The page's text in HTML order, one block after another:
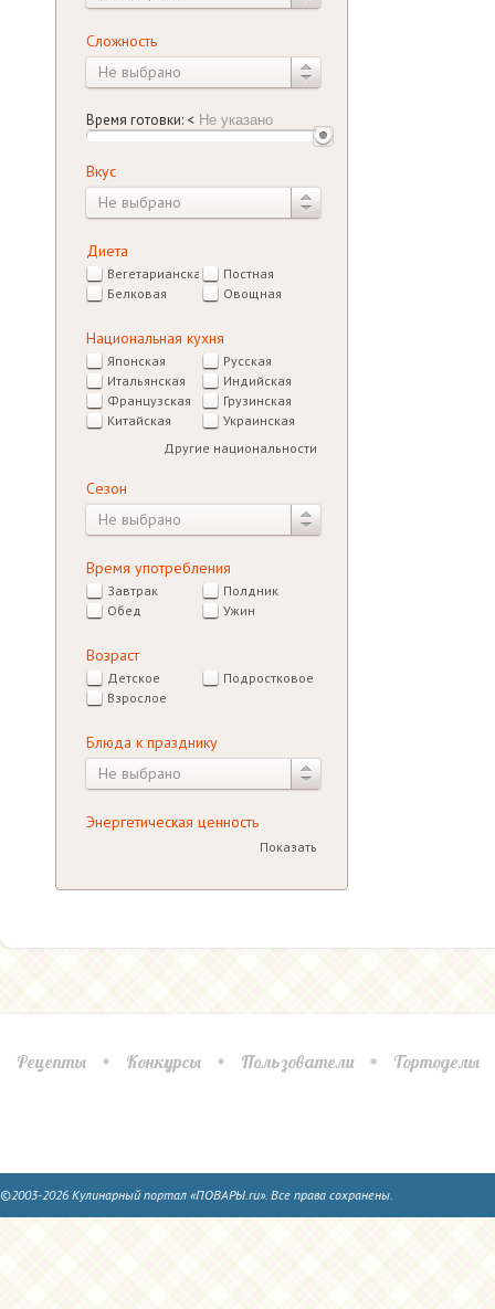
Сложность
Не выбрано
Время готовки: <
Вкус
Не выбрано
Диета
Вегетарианская
Постная
Белковая
Овощная
Национальная кухня
Японская
Русская
Итальянская
Индийская
Французская
Грузинская
Китайская
Украинская
Другие национальности
Сезон
Не выбрано
Время употребления
Завтрак
Полдник
Обед
Ужин
Возраст
Детское
Подростковое
Взрослое
Блюда к празднику
Не выбрано
Энергетическая ценность
Показать
Рецепты Конкурсы Пользователи Тортоделы
©2003-2026 Кулинарный портал «ПОВАРЫ.ru». Все права сохранены.